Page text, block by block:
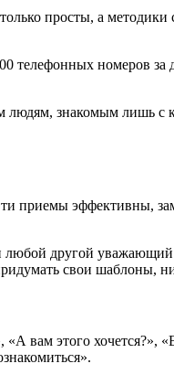
просты, а методики
телефонных номеров за
людям, знакомым лишь с
приемы эффективны,
другой уважающий
свои шаблоны,
вам этого